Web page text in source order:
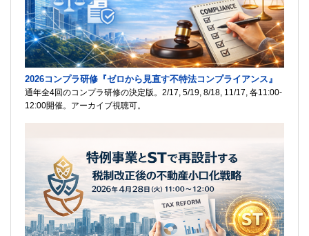
2026コンプラ研修『ゼロから見直す不特法コンプライアンス』
通年全4回のコンプラ研修の決定版。2/17, 5/19, 8/18, 11/17, 各11:00-
12:00開催。アーカイブ視聴可。